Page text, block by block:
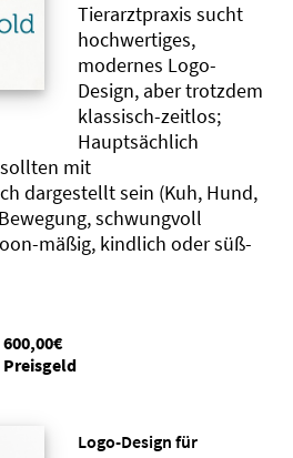
Tierarztpraxis sucht
hochwertiges,
modernes Logo-
Design, aber trotzdem
klassisch-zeitlos;
Hauptsächlich
mit
dargestellt sein (Kuh, Hund,
schwungvoll
mäßig, kindlich oder süß-
600,00€
Preisgeld
Logo-Design für